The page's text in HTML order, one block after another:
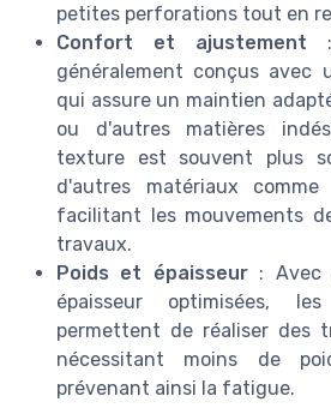
petites perforations tout en
Confort et ajustement :
généralement conçus avec
qui assure un maintien
ou d'autres matières
texture est souvent plus
d'autres matériaux
facilitant les mouvements
travaux.
Poids et épaisseur: Avec
épaisseur optimisées,
permettent de réaliser des
nécessitant moins de
prévenant ainsi la fatigue.